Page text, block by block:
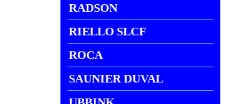
RADSON
RIELLO SLCF
ROCA
SAUNIER DUVAL